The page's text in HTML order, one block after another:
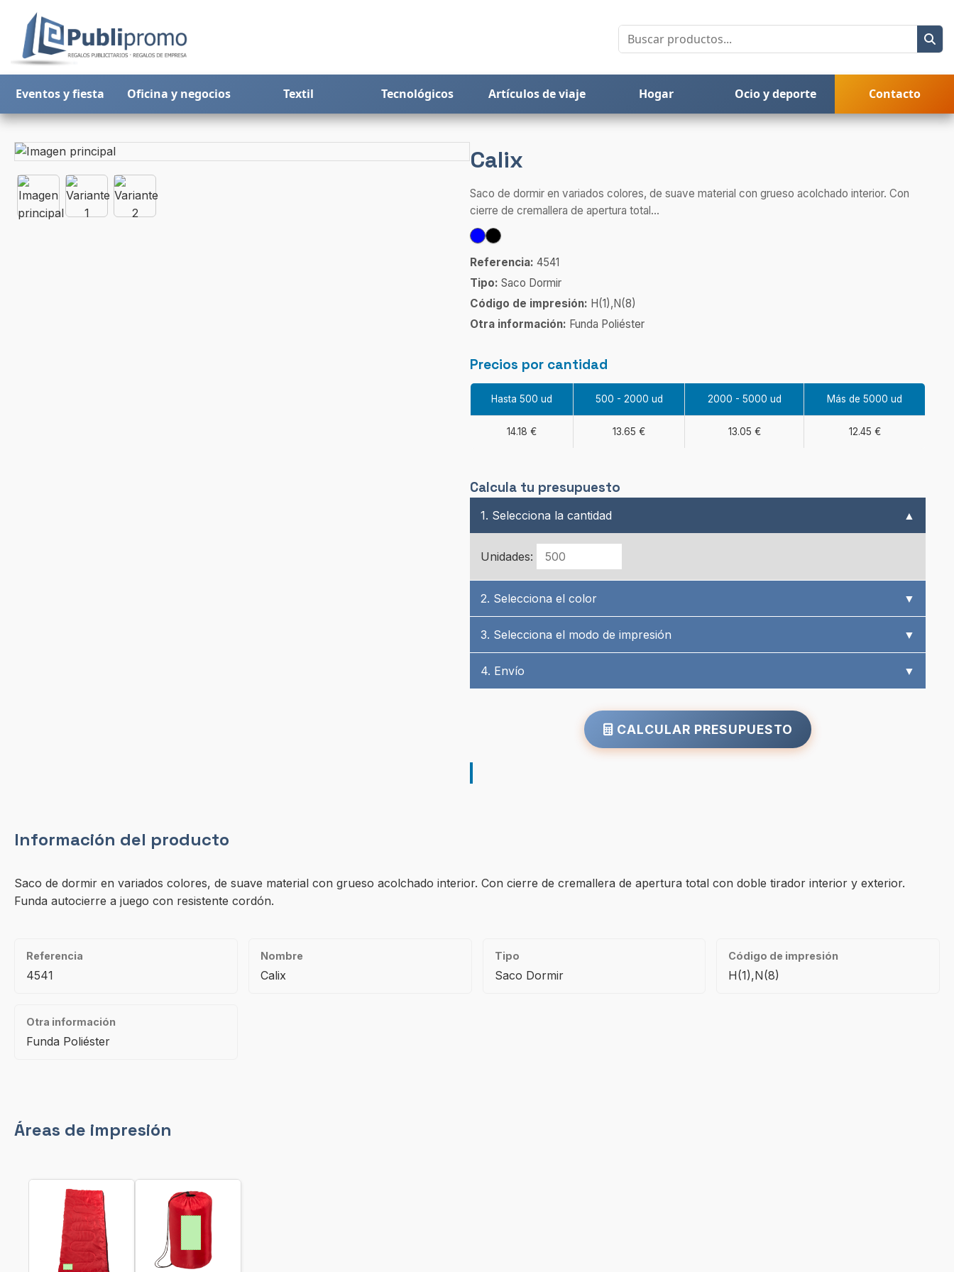
Eventos y fiesta Oficina y negocios Textil Tecnológicos Artículos de viaje Hogar Ocio y deporte Contacto
Calix
Saco de dormir en variados colores, de suave material con grueso acolchado interior. Con
cierre de cremallera de apertura total...
Referencia: 4541
Tipo: Saco Dormir
Código de impresión: H(1),N(8)
Otra información: Funda Poliéster
Precios por cantidad
Hasta 500 ud 500 - 2000 ud 2000 - 5000 ud Más de 5000 ud
14.18 € 13.65 € 13.05 € 12.45 €
Calcula tu presupuesto
1. Selecciona la cantidad ▲
Unidades:
2. Selecciona el color ▼
3. Selecciona el modo de impresión ▼
4. Envío ▼
CALCULAR PRESUPUESTO
Información del producto
Saco de dormir en variados colores, de suave material con grueso acolchado interior. Con cierre de cremallera de apertura total con doble tirador interior y exterior.
Funda autocierre a juego con resistente cordón.
Referencia
4541
Nombre
Calix
Tipo
Saco Dormir
Código de impresión
H(1),N(8)
Otra información
Funda Poliéster
Áreas de impresión